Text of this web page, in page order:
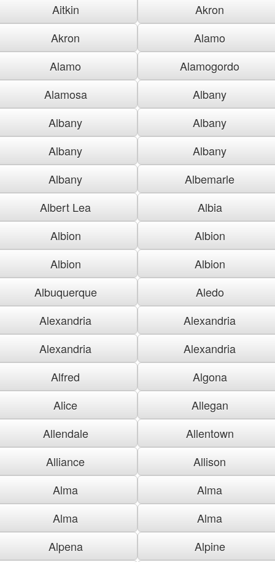
Aitkin
Akron
Akron
Alamo
Alamo
Alamogordo
Alamosa
Albany
Albany
Albany
Albany
Albany
Albany
Albemarle
Albert Lea
Albia
Albion
Albion
Albion
Albion
Albuquerque
Aledo
Alexandria
Alexandria
Alexandria
Alexandria
Alfred
Algona
Alice
Allegan
Allendale
Allentown
Alliance
Allison
Alma
Alma
Alma
Alma
Alpena
Alpine